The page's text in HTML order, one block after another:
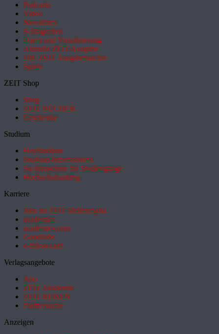
Podcasts
Video
Newsletter
Schlagzeilen
Daten und Visualisierung
Aktuelle ZEIT-Ausgabe
DIE ZEIT Ausgabenarchiv
Spiele
ZEIT Shop
Shop
ZEIT BÜCHER
Geschenke
Studium
HeyStudium
Studium-Interessentest
Suchmaschine für Studiengänge
Hochschulranking
Karriere
Jobs im ZEIT Stellenmarkt
academics
academics.com
GoodJobs
e-fellows.net
Verlagsangebote
Abo
ZEIT Akademie
ZEIT REISEN
Partnersuche
Anzeigen